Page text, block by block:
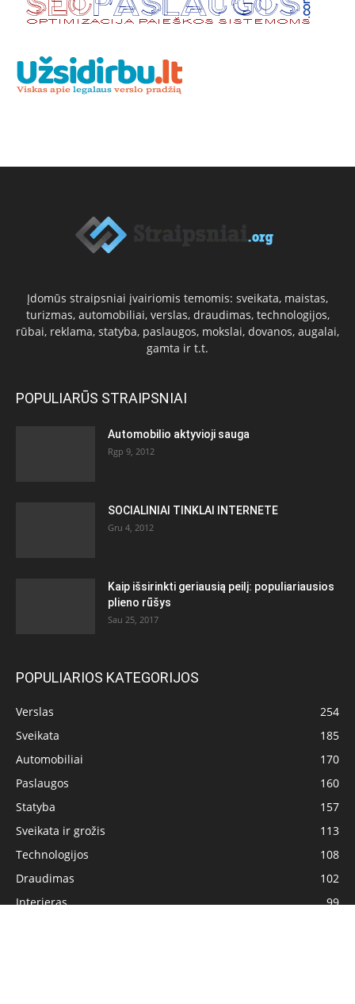
Įdomūs straipsniai įvairiomis temomis: sveikata, maistas,
turizmas, automobiliai, verslas, draudimas, technologijos,
rūbai, reklama, statyba, paslaugos, mokslai, dovanos, augalai,
gamta ir t.t.
POPULIARŪS STRAIPSNIAI
Automobilio aktyvioji sauga
Rgp 9, 2012
SOCIALINIAI TINKLAI INTERNETE
Gru 4, 2012
Kaip išsirinkti geriausią peilį: populiariausios
plieno rūšys
Sau 25, 2017
POPULIARIOS KATEGORIJOS
Verslas
254
Sveikata
185
Automobiliai
170
Paslaugos
160
Statyba
157
Sveikata ir grožis
113
Technologijos
108
Draudimas
102
Interjeras
99